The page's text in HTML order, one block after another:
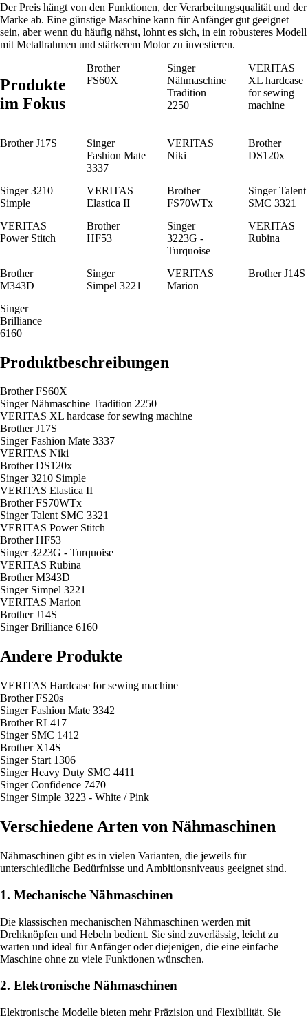
Der Preis hängt von den Funktionen, der Verarbeitungsqualität und der
Marke ab. Eine günstige Maschine kann für Anfänger gut geeignet
sein, aber wenn du häufig nähst, lohnt es sich, in ein robusteres Modell
mit Metallrahmen und stärkerem Motor zu investieren.
Produkte
im Fokus
Brother
FS60X
Singer
Nähmaschine
Tradition
2250
VERITAS
XL hardcase
for sewing
machine
Brother J17S
Singer
Fashion Mate
3337
VERITAS
Niki
Brother
DS120x
Singer 3210
Simple
VERITAS
Elastica II
Brother
FS70WTx
Singer Talent
SMC 3321
VERITAS
Power Stitch
Brother
HF53
Singer
3223G -
Turquoise
VERITAS
Rubina
Brother
M343D
Singer
Simpel 3221
VERITAS
Marion
Brother J14S
Singer
Brilliance
6160
Produktbeschreibungen
Brother FS60X
Singer Nähmaschine Tradition 2250
VERITAS XL hardcase for sewing machine
Brother J17S
Singer Fashion Mate 3337
VERITAS Niki
Brother DS120x
Singer 3210 Simple
VERITAS Elastica II
Brother FS70WTx
Singer Talent SMC 3321
VERITAS Power Stitch
Brother HF53
Singer 3223G - Turquoise
VERITAS Rubina
Brother M343D
Singer Simpel 3221
VERITAS Marion
Brother J14S
Singer Brilliance 6160
Andere Produkte
VERITAS Hardcase for sewing machine
Brother FS20s
Singer Fashion Mate 3342
Brother RL417
Singer SMC 1412
Brother X14S
Singer Start 1306
Singer Heavy Duty SMC 4411
Singer Confidence 7470
Singer Simple 3223 - White / Pink
Verschiedene Arten von Nähmaschinen
Nähmaschinen gibt es in vielen Varianten, die jeweils für
unterschiedliche Bedürfnisse und Ambitionsniveaus geeignet sind.
1. Mechanische Nähmaschinen
Die klassischen mechanischen Nähmaschinen werden mit
Drehknöpfen und Hebeln bedient. Sie sind zuverlässig, leicht zu
warten und ideal für Anfänger oder diejenigen, die eine einfache
Maschine ohne zu viele Funktionen wünschen.
2. Elektronische Nähmaschinen
Elektronische Modelle bieten mehr Präzision und Flexibilität. Sie